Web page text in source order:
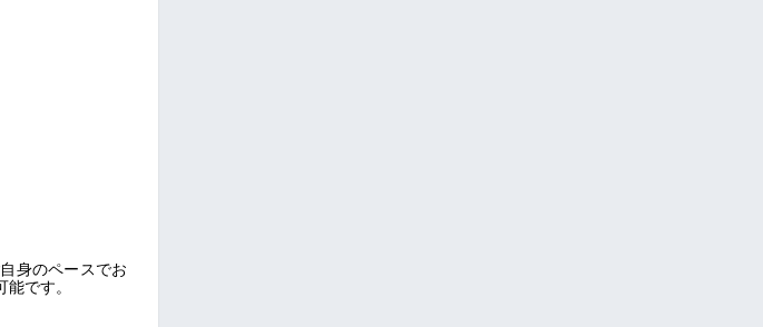
身のペースでお
です。